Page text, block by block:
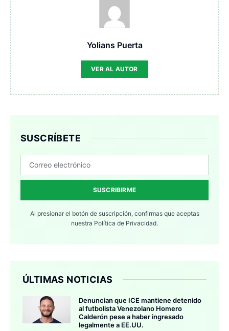
Yolians Puerta
VER AL AUTOR
SUSCRÍBETE
SUSCRIBIRME
Al presionar el botón de suscripción, confirmas que aceptas
nuestra Política de Privacidad.
ÚLTIMAS NOTICIAS
Denuncian que ICE mantiene detenido
al futbolista Venezolano Homero
Calderón pese a haber ingresado
legalmente a EE.UU.